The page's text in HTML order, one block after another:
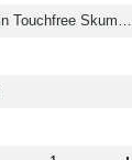
Katrin Touchfree Skumsæbe Green - 500 ml